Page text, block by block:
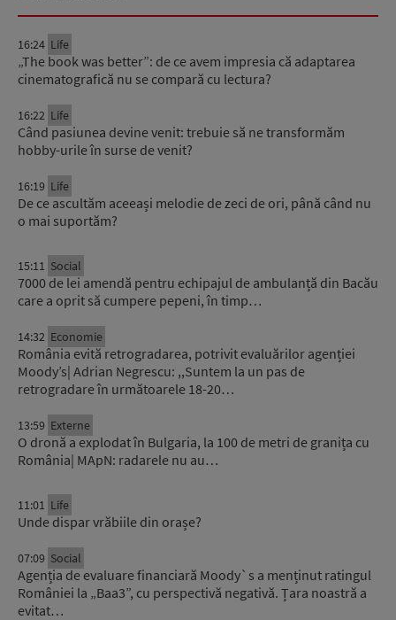
16:24 Life
„The book was better”: de ce avem impresia că adaptarea
cinematografică nu se compară cu lectura?
16:22 Life
Când pasiunea devine venit: trebuie să ne transformăm
hobby-urile în surse de venit?
16:19 Life
De ce ascultăm aceeași melodie de zeci de ori, până când nu
o mai suportăm?
15:11 Social
7000 de lei amendă pentru echipajul de ambulanță din Bacău
care a oprit să cumpere pepeni, în timp…
14:32 Economie
România evită retrogradarea, potrivit evaluărilor agenției
Moody’s| Adrian Negrescu: ,,Suntem la un pas de
retrogradare în următoarele 18-20…
13:59 Externe
O dronă a explodat în Bulgaria, la 100 de metri de granița cu
România| MApN: radarele nu au…
11:01 Life
Unde dispar vrăbiile din orașe?
07:09 Social
Agenția de evaluare financiară Moody`s a menținut ratingul
României la „Baa3”, cu perspectivă negativă. Țara noastră a
evitat…